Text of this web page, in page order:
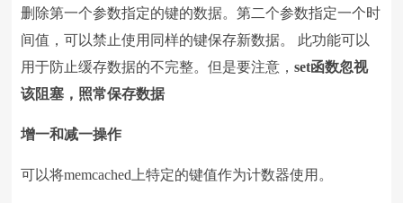
删除第一个参数指定的键的数据。第二个参数指定一个时
间值，可以禁止使用同样的键保存新数据。 此功能可以
用于防止缓存数据的不完整。但是要注意，set函数忽视
该阻塞，照常保存数据
增一和减一操作
可以将memcached上特定的键值作为计数器使用。